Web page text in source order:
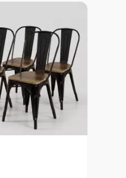
Vista Previa